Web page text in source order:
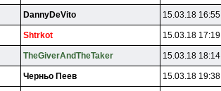
DannyDeVito 15.03.18 16:55
Shtrkot 15.03.18 17:19
TheGiverAndTheTaker 15.03.18 18:14
Чepньo Пeeв 15.03.18 19:38